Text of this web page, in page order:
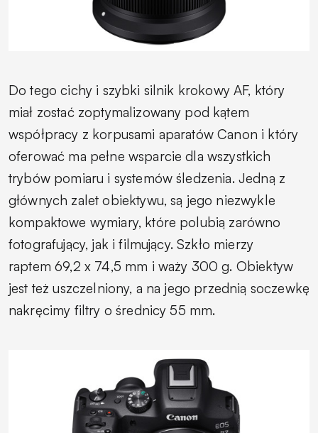
Do tego cichy i szybki silnik krokowy AF, który
miał zostać zoptymalizowany pod kątem
współpracy z korpusami aparatów Canon i który
oferować ma pełne wsparcie dla wszystkich
trybów pomiaru i systemów śledzenia. Jedną z
głównych zalet obiektywu, są jego niezwykle
kompaktowe wymiary, które polubią zarówno
fotografujący, jak i filmujący. Szkło mierzy
raptem 69,2 x 74,5 mm i waży 300 g. Obiektyw
jest też uszczelniony, a na jego przednią soczewkę
nakręcimy filtry o średnicy 55 mm.